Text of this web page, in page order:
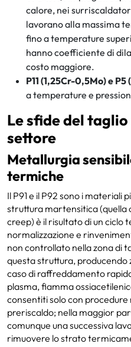
calore, nei
lavorano alla massima
fino a temperature
hanno coefficiente di
costo maggiore.
P11 (1,25Cr-0,5Mo) e
a temperature e
Le sfide del taglio
settore
Metallurgia
termiche
Il P91 e il P92 sono i materiali
struttura martensitica (quella
creep) è il risultato di un ciclo
normalizzazione e
non controllato nella zona di
questa struttura, producendo
caso di raffreddamento
plasma, fiamma
consentiti solo con
preriscaldo; nella maggior
comunque una successiva
rimuovere lo strato